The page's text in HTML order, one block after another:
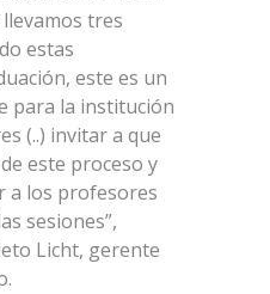
tres
estas
este es un
para la institución
(..) invitar a que
este proceso y
a los profesores
sesiones”,
Licht, gerente